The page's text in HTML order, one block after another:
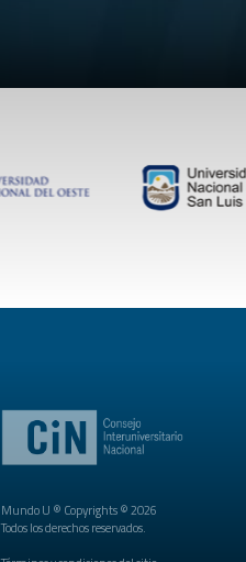
Mundo U ® Copyrights © 2026
Todos los derechos reservados.